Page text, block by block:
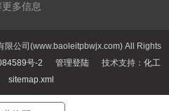
更多信息
限公司(www.baoleitpbwjx.com) All Rights
号-2 管理登陆 技术支持： 化工
sitemap.xml